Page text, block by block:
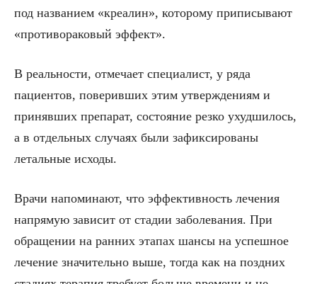
под названием «креалин», которому приписывают
«противораковый эффект».
В реальности, отмечает специалист, у ряда
пациентов, поверивших этим утверждениям и
принявших препарат, состояние резко ухудшилось,
а в отдельных случаях были зафиксированы
летальные исходы.
Врачи напоминают, что эффективность лечения
напрямую зависит от стадии заболевания. При
обращении на ранних этапах шансы на успешное
лечение значительно выше, тогда как на поздних